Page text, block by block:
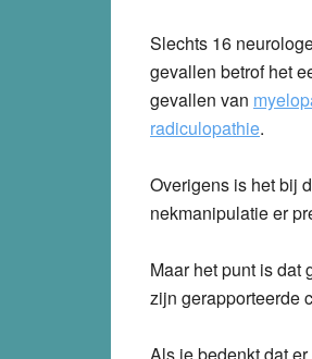
Slechts 16
gevallen betrof het
gevallen van
radiculopathie.
Overigens is het bij
nekmanipulatie er
Maar het punt is dat
zijn gerapporteerde
Als je bedenkt dat